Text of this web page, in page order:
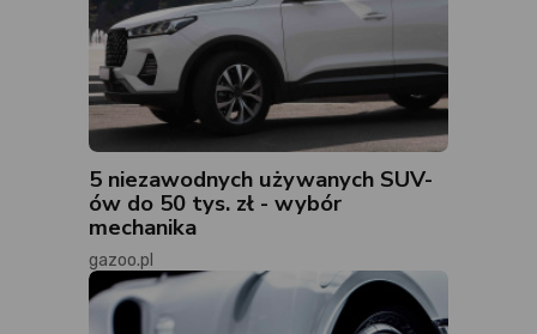
5 niezawodnych używanych SUV-
ów do 50 tys. zł - wybór
mechanika
gazoo.pl